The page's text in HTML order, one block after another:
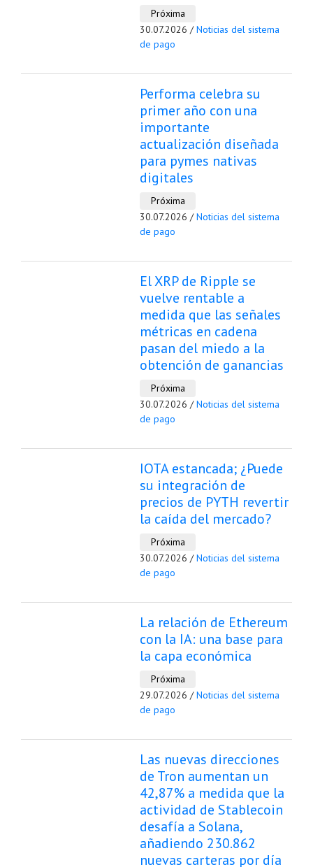
Próxima
30.07.2026 /Noticias del sistema
de pago
Performa celebra su
primer año con una
importante
actualización diseñada
para pymes nativas
digitales
Próxima
30.07.2026 /Noticias del sistema
de pago
El XRP de Ripple se
vuelve rentable a
medida que las señales
métricas en cadena
pasan del miedo a la
obtención de ganancias
Próxima
30.07.2026 /Noticias del sistema
de pago
IOTA estancada; ¿Puede
su integración de
precios de PYTH revertir
la caída del mercado?
Próxima
30.07.2026 /Noticias del sistema
de pago
La relación de Ethereum
con la IA: una base para
la capa económica
Próxima
29.07.2026 /Noticias del sistema
de pago
Las nuevas direcciones
de Tron aumentan un
42,87% a medida que la
actividad de Stablecoin
desafía a Solana,
añadiendo 230.862
nuevas carteras por día